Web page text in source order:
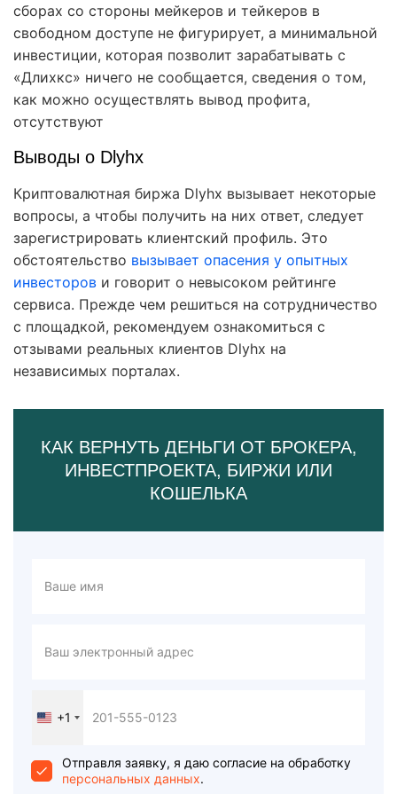
сборах со стороны мейкеров и тейкеров в
свободном доступе не фигурирует, а минимальной
инвестиции, которая позволит зарабатывать с
«Длихкс» ничего не сообщается, сведения о том,
как можно осуществлять вывод профита,
отсутствуют
Выводы о Dlyhx
Криптовалютная биржа Dlyhx вызывает некоторые
вопросы, а чтобы получить на них ответ, следует
зарегистрировать клиентский профиль. Это
обстоятельство вызывает опасения у опытных
инвесторов и говорит о невысоком рейтинге
сервиса. Прежде чем решиться на сотрудничество
с площадкой, рекомендуем ознакомиться с
отзывами реальных клиентов Dlyhx на
независимых порталах.
КАК ВЕРНУТЬ ДЕНЬГИ ОТ БРОКЕРА,
ИНВЕСТПРОЕКТА, БИРЖИ ИЛИ
КОШЕЛЬКА
United
+1
+1
Отправля заявку, я даю согласие на обработку
персональных данных.